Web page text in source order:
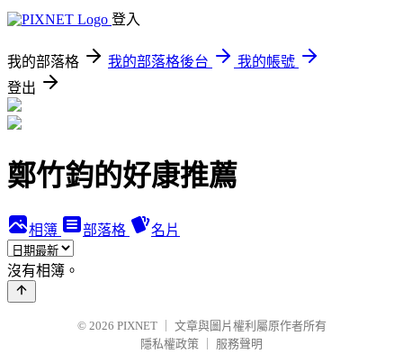
登入
我的部落格 我的部落格後台
我的帳號
登出
鄭竹鈞的好康推薦
相簿 部落格 名片
沒有相簿。
© 2026 PIXNET
文章與圖片權利屬原作者所有
隱私權政策
服務聲明